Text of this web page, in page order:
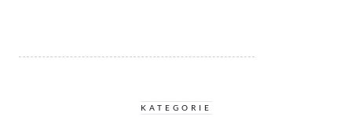
KATEGORIE